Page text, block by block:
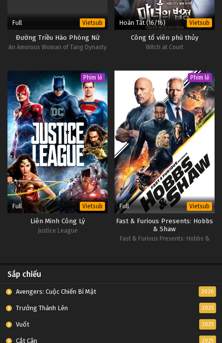
Full Vietsub
Đường Triều Hào Phóng Nữ
An Amorous Woman of Tang Dynasty
Hoàn Tất (16/16) Vietsub
Công tố viên phù thủy
Witch at Court
Phim lẻ
Full Vietsub
Liên Minh Công Lý
Justice League
Phim lẻ
Full Vietsub
Fast & Furious Presents: Hobbs
& Shaw
Fast & Furious Presents: Hobbs &
Sắp chiếu
Avengers: Cuộc Chiến Bí Mật 2026
Trưởng Thành Lên 2025
Vuốt 2025
Cắt Cân 2025